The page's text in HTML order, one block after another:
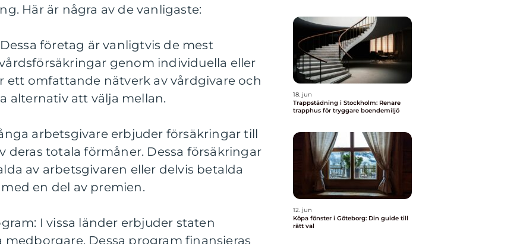
Här är några av de vanligaste:
företag är vanligtvis de mest
genom individuella eller
ett omfattande nätverk av vårdgivare och
alternativ att välja mellan.
arbetsgivare erbjuder försäkringar till
deras totala förmåner. Dessa försäkringar
av arbetsgivaren eller delvis betalda
en del av premien.
I vissa länder erbjuder staten
Dessa program finansieras
18. jun
Trappstädning i Stockholm: Renare
trapphus för tryggare boendemiljö
12. jun
Köpa fönster i Göteborg: Din guide till
rätt val